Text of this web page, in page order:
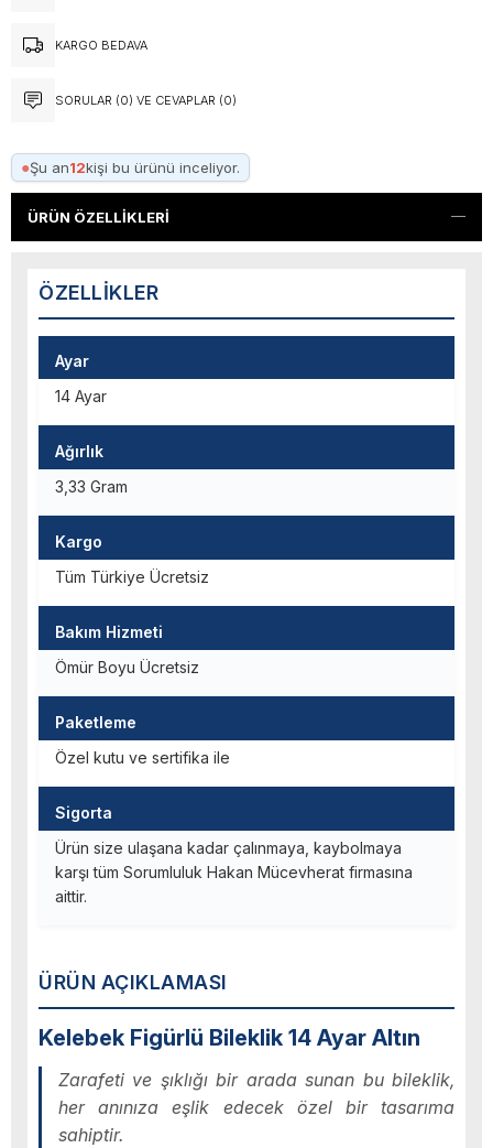
KARGO BEDAVA
SORULAR (0) VE CEVAPLAR (0)
●Şu an12kişi bu ürünü inceliyor.
ÜRÜN ÖZELLIKLERI
ÜRÜN AÇIKLAMASI
Kelebek Figürlü Bileklik 14 Ayar Altın
Zarafeti ve şıklığı bir arada sunan bu bileklik,
her anınıza eşlik edecek özel bir tasarıma
sahiptir.
ÖZELLIKLER
Ayar
14 Ayar
Ağırlık
3,33 Gram
Kargo
Tüm Türkiye Ücretsiz
Bakım Hizmeti
Ömür Boyu Ücretsiz
Paketleme
Özel kutu ve sertifika ile
Sigorta
Ürün size ulaşana kadar çalınmaya, kaybolmaya
karşı tüm Sorumluluk Hakan Mücevherat firmasına
aittir.